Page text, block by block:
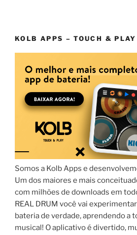
KOLB APPS – TOUCH & PLAY
Somos a Kolb Apps e
Um dos maiores e mais
com milhões de downloads em
REAL DRUM você vai
bateria de verdade, aprendendo a
musical! O aplicativo é divertido,